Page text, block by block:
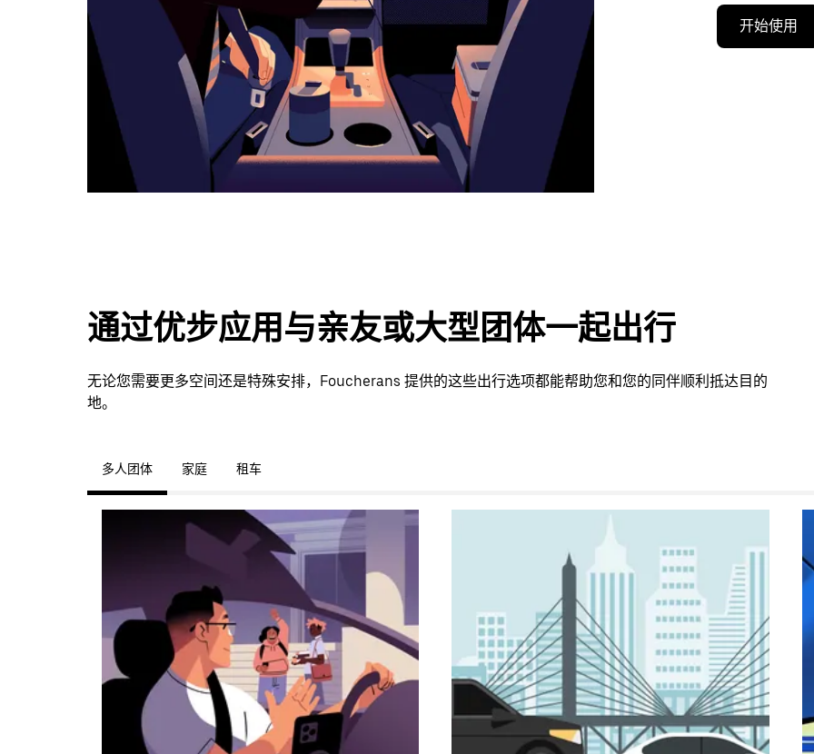
日
历。
开始使用
通过优步应用与亲友或大型团体一起出行
无论您需要更多空间还是特殊安排，Foucherans 提供的这些出行选项都能帮助您和您的同伴顺利抵达目的
地。
多人团体 家庭 租车